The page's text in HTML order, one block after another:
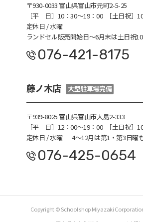
〒930-0033 富山県富山市元町2-5-25
［平 日］10：30〜19：00
［土日祝］
定休日 / 水曜
ランドセル販売開始日～6月末は土日祝
076-421-8175
藤ノ木店 大型駐車場完備
〒939-8025 富山県富山市大島2-333
［平 日］12：00～19：00
［土日祝］
定休日 / 水曜
4～12月は第1・第3日曜
076-425-0654
Copyright © School shop Miyazaki